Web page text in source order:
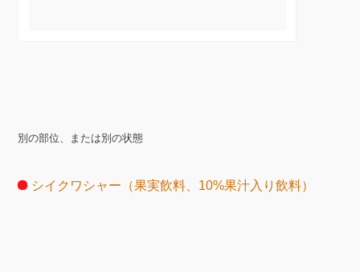
別の部位、または別の状態
シイクワシャー（果実飲料、10%果汁入り飲料）